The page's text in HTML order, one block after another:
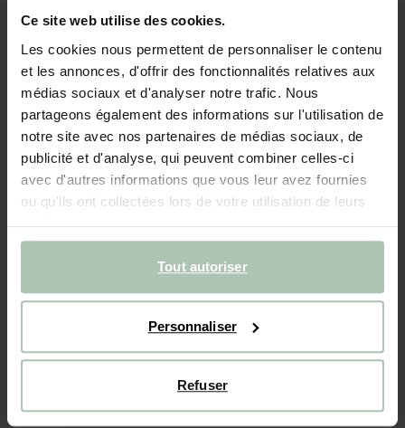
Ce site web utilise des cookies.
Les cookies nous permettent de personnaliser le contenu
et les annonces, d'offrir des fonctionnalités relatives aux
médias sociaux et d'analyser notre trafic. Nous
partageons également des informations sur l'utilisation de
notre site avec nos partenaires de médias sociaux, de
publicité et d'analyse, qui peuvent combiner celles-ci
avec d'autres informations que vous leur avez fournies
ou qu'ils ont collectées lors de votre utilisation de leurs
services.
Tout autoriser
Personnaliser
Refuser
Jean jambes droites - rouge foncé
49.99
Choisissez votre taille
98-104 122-128 134-140 146-152
AJOUTER AU PANIER
Délai de rétractation de 14 jours